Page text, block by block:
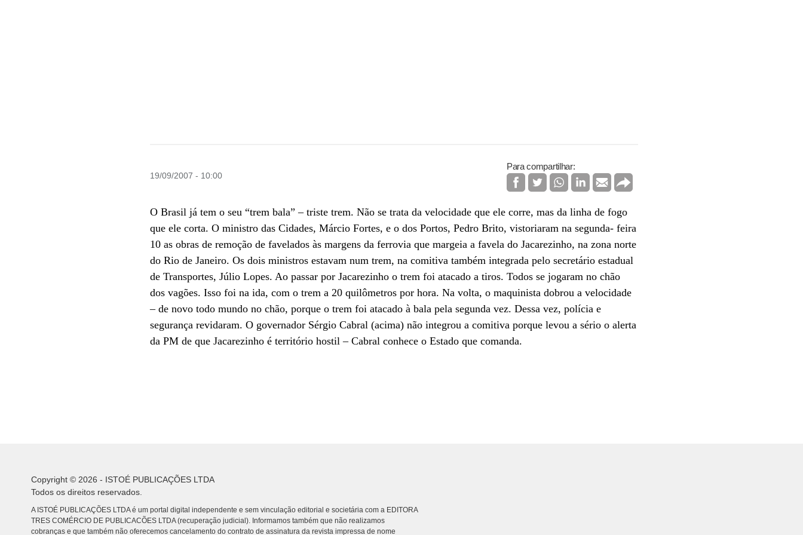
19/09/2007 - 10:00
Para compartilhar:
O Brasil já tem o seu “trem bala” – triste trem. Não se trata da velocidade que ele corre, mas da linha de fogo
que ele corta. O ministro das Cidades, Márcio Fortes, e o dos Portos, Pedro Brito, vistoriaram na segunda- feira
10 as obras de remoção de favelados às margens da ferrovia que margeia a favela do Jacarezinho, na zona norte
do Rio de Janeiro. Os dois ministros estavam num trem, na comitiva também integrada pelo secretário estadual
de Transportes, Júlio Lopes. Ao passar por Jacarezinho o trem foi atacado a tiros. Todos se jogaram no chão
dos vagões. Isso foi na ida, com o trem a 20 quilômetros por hora. Na volta, o maquinista dobrou a velocidade
– de novo todo mundo no chão, porque o trem foi atacado à bala pela segunda vez. Dessa vez, polícia e
segurança revidaram. O governador Sérgio Cabral (acima) não integrou a comitiva porque levou a sério o alerta
da PM de que Jacarezinho é território hostil – Cabral conhece o Estado que comanda.
Copyright © 2026 - ISTOÉ PUBLICAÇÕES LTDA
Todos os direitos reservados.
A ISTOÉ PUBLICAÇÕES LTDA é um portal digital independente e sem vinculação editorial e societária com a EDITORA
TRES COMÉRCIO DE PUBLICACÕES LTDA (recuperação judicial). Informamos também que não realizamos
cobranças e que também não oferecemos cancelamento do contrato de assinatura da revista impressa de nome